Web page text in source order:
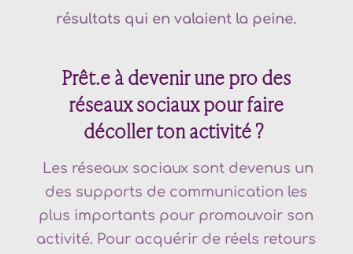
résultats qui en valaient la peine.
Prêt.e à devenir une pro des
réseaux sociaux pour faire
décoller ton activité ?
Les réseaux sociaux sont devenus un
des supports de communication les
plus importants pour promouvoir son
activité. Pour acquérir de réels retours